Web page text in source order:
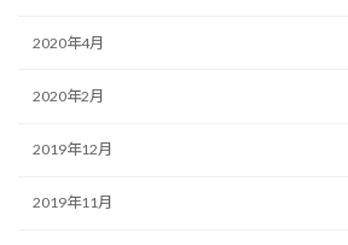
2020年4月
2020年2月
2019年12月
2019年11月